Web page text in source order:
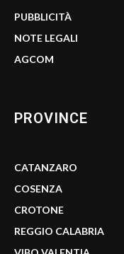
PUBBLICITÀ
NOTE LEGALI
AGCOM
PROVINCE
CATANZARO
COSENZA
CROTONE
REGGIO CALABRIA